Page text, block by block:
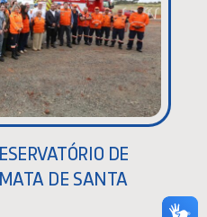
DE
DE SANTA